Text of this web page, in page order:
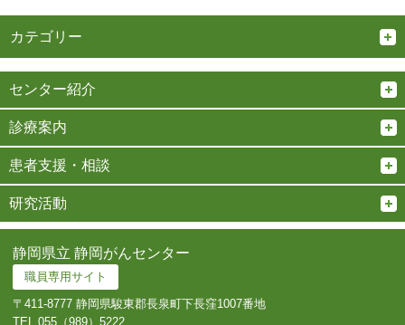
カテゴリー
センター紹介
診療案内
患者支援・相談
研究活動
静岡県立 静岡がんセンター
職員専用サイト
〒411-8777 静岡県駿東郡長泉町下長窪1007番地
TEL. 055（989）5222